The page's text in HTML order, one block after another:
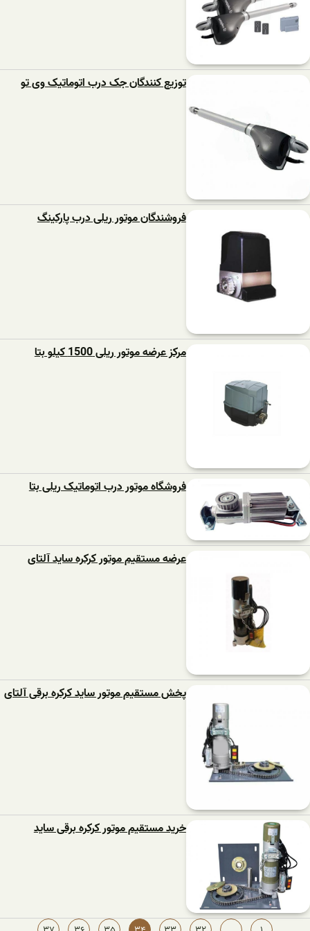
توزیع‌ کنندگان جک درب اتوماتیک وی تو
فروشندگان موتور ریلی درب پارکینگ
مرکز عرضه موتور ریلی 1500 کیلو بتا
فروشگاه موتور درب اتوماتیک ریلی بتا
عرضه مستقیم موتور کرکره ساید آلتای
پخش مستقیم موتور ساید کرکره برقی آلتای
خرید مستقیم موتور کرکره برقی ساید